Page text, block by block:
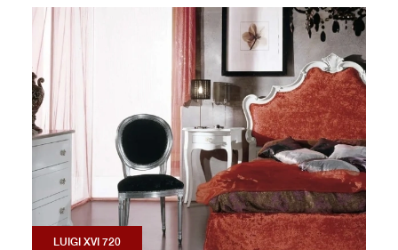
LUIGI XVI 720